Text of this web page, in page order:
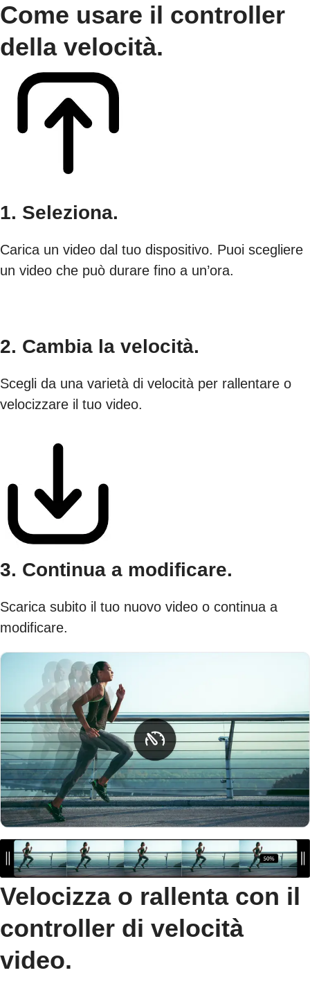
Come usare il controller
della velocità.
1. Seleziona.
Carica un video dal tuo dispositivo. Puoi scegliere
un video che può durare fino a un’ora.
2. Cambia la velocità.
Scegli da una varietà di velocità per rallentare o
velocizzare il tuo video.
3. Continua a modificare.
Scarica subito il tuo nuovo video o continua a
modificare.
Velocizza o rallenta con il
controller di velocità
video.